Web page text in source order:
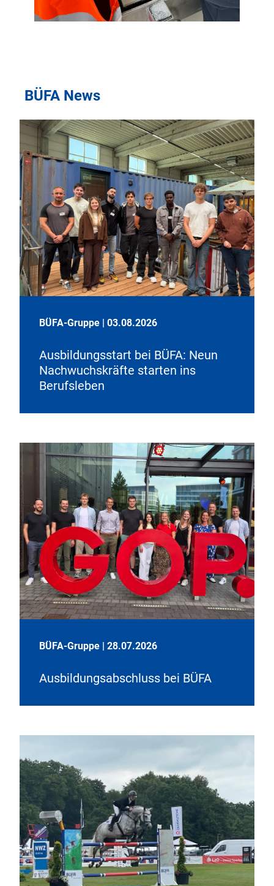
BÜFA News
BÜFA-Gruppe | 03.08.2026
Ausbildungsstart bei BÜFA: Neun
Nachwuchskräfte starten ins
Berufsleben
BÜFA-Gruppe | 28.07.2026
Ausbildungsabschluss bei BÜFA